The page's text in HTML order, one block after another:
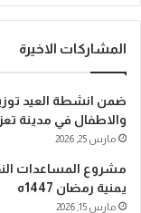
ر
د
ل
إ
ل
ر
المشاركات الاخيرة
ضمن انشطة العيد
والاطفال في مدينة تعز
مارس 25, 2026
مشروع المساعدات
يمنية رمضان 1447ه
مارس 15, 2026